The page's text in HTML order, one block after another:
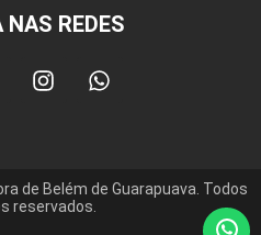
NAS REDES
de Belém de Guarapuava. Todos
reservados.